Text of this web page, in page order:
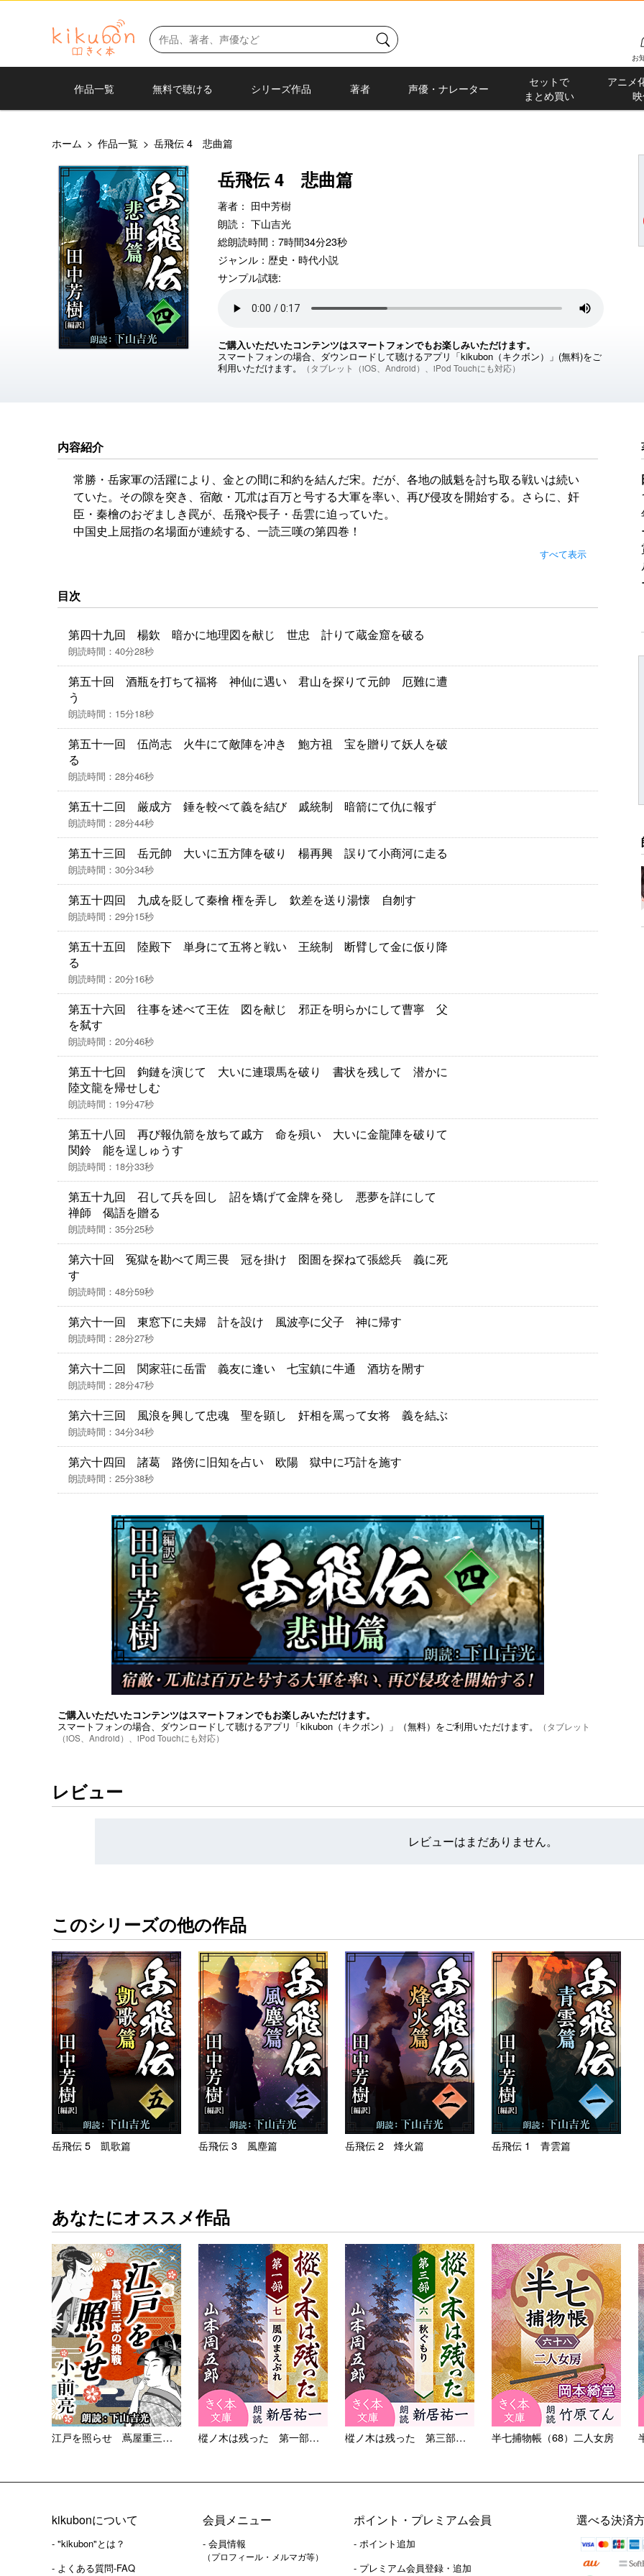
お
作品一覧 無料で聴ける シリーズ作品 著者 声優・ナレーター
セットで
まとめ買い
アニメ
ホーム > 作品一覧 > 岳飛伝 4 悲曲篇
岳飛伝 4 悲曲篇
著者： 田中芳樹
朗読： 下山吉光
総朗読時間：7時間34分23秒
ジャンル： 歴史・時代小説
サンプル試聴:
ご購入いただいたコンテンツはスマートフォンでもお楽しみいただけます。
スマートフォンの場合、ダウンロードして聴けるアプリ「kikubon（キクボン）」(無料)をご
利用いただけます。
（タブレット（iOS、Android）、iPod Touchにも対応）
内容紹介
常勝・岳家軍の活躍により、金との間に和約を結んだ宋。だが、各地の賊魁を討ち取る戦いは続い
ていた。その隙を突き、宿敵・兀朮は百万と号する大軍を率い、再び侵攻を開始する。さらに、奸
臣・秦檜のおぞましき罠が、岳飛や長子・岳雲に迫っていた。
中国史上屈指の名場面が連続する、一読三嘆の第四巻！
すべて表示
目次
第四十九回 楊欽 暗かに地理図を献じ 世忠 計りて蔵金窟を破る
朗読時間：40分28秒
第五十回 酒瓶を打ちて福将 神仙に遇い 君山を探りて元帥 厄難に遭
う
朗読時間：15分18秒
第五十一回 伍尚志 火牛にて敵陣を冲き 鮑方祖 宝を贈りて妖人を破
る
朗読時間：28分46秒
第五十二回 厳成方 錘を較べて義を結び 戚統制 暗箭にて仇に報ず
朗読時間：28分44秒
第五十三回 岳元帥 大いに五方陣を破り 楊再興 誤りて小商河に走る
朗読時間：30分34秒
第五十四回 九成を貶して秦檜 権を弄し 欽差を送り湯懐 自刎す
朗読時間：29分15秒
第五十五回 陸殿下 単身にて五将と戦い 王統制 断臂して金に仮り降
る
朗読時間：20分16秒
第五十六回 往事を述べて王佐 図を献じ 邪正を明らかにして曹寧 父
を弑す
朗読時間：20分46秒
第五十七回 鉤鏈を演じて 大いに連環馬を破り 書状を残して 潜かに
陸文龍を帰せしむ
朗読時間：19分47秒
第五十八回 再び報仇箭を放ちて戚方 命を殞い 大いに金龍陣を破りて
関鈴 能を逞しゅうす
朗読時間：18分33秒
第五十九回 召して兵を回し 詔を矯げて金牌を発し 悪夢を詳にして
禅師 偈語を贈る
朗読時間：35分25秒
第六十回 冤獄を勘べて周三畏 冠を掛け 囹圄を探ねて張総兵 義に死
す
朗読時間：48分59秒
第六十一回 東窓下に夫婦 計を設け 風波亭に父子 神に帰す
朗読時間：28分27秒
第六十二回 関家荘に岳雷 義友に逢い 七宝鎮に牛通 酒坊を閙す
朗読時間：28分47秒
第六十三回 風浪を興して忠魂 聖を顕し 奸相を罵って女将 義を結ぶ
朗読時間：34分34秒
第六十四回 諸葛 路傍に旧知を占い 欧陽 獄中に巧計を施す
朗読時間：25分38秒
ご購入いただいたコンテンツはスマートフォンでもお楽しみいただけます。
スマートフォンの場合、ダウンロードして聴けるアプリ「kikubon（キクボン）」（無料）をご利用いただけます。
（タブレット
（iOS、Android）、iPod Touchにも対応）
レビュー
レビューはまだありません。
このシリーズの他の作品
岳飛伝 5 凱歌篇 岳飛伝 3 風塵篇 岳飛伝 2 烽火篇 岳飛伝 1 青雲篇
あなたにオススメ作品
江戸を照らせ 蔦屋重三郎の挑... 樅ノ木は残った 第一部 ＜七... 樅ノ木は残った 第三部 ＜六... 半七捕物帳（68）二人女房
kikubonについて
- "kikubon"とは？
- よくある質問-FAQ
会員メニュー
- 会員情報
（プロフィール・メルマガ等）
ポイント・プレミアム会員
- ポイント追加
- プレミアム会員登録・追加
選べる決済